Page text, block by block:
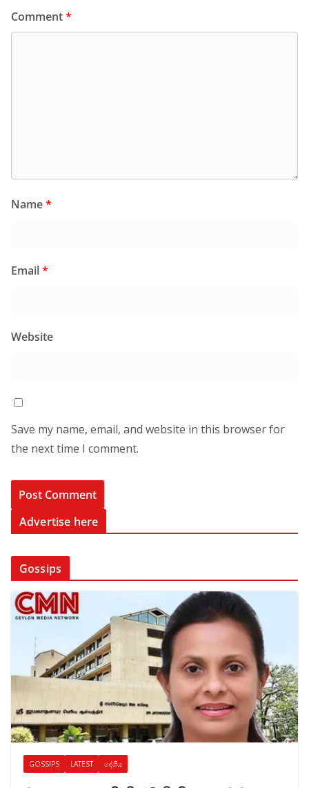
Comment*
Name*
Email*
Website
Save my name, email, and website in this browser for
the next time I comment.
Advertise here
Gossips
GOSSIPS LATEST දේශීය